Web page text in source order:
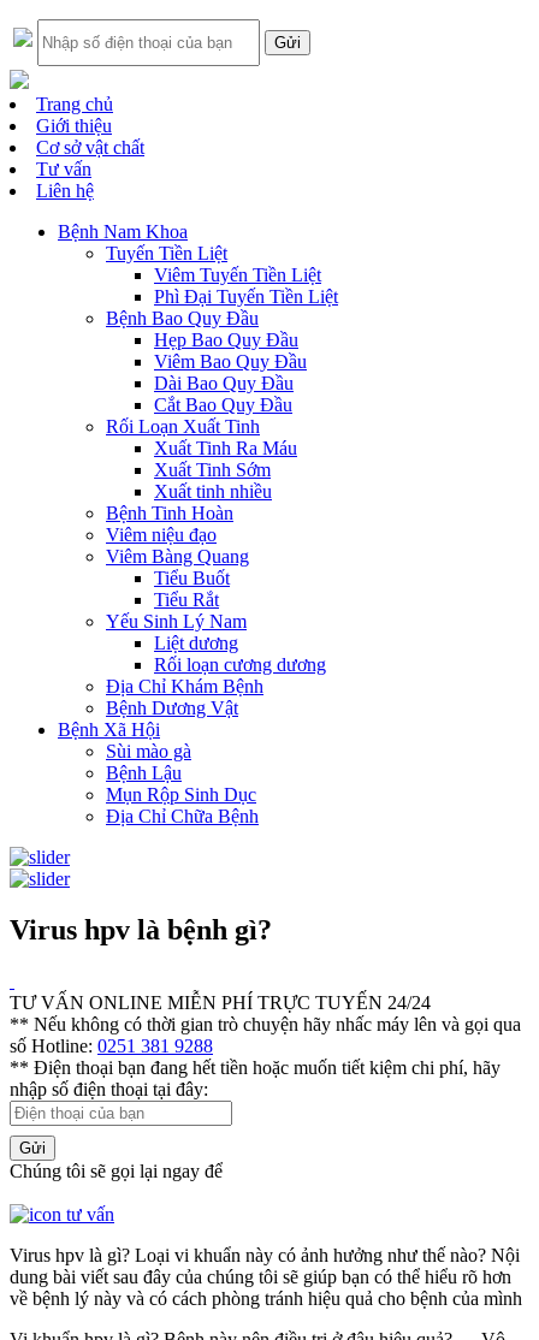
Trang chủ
Giới thiệu
Cơ sở vật chất
Tư vấn
Liên hệ
Bệnh Nam Khoa
Tuyến Tiền Liệt
Viêm Tuyến Tiền Liệt
Phì Đại Tuyến Tiền Liệt
Bệnh Bao Quy Đầu
Hẹp Bao Quy Đầu
Viêm Bao Quy Đầu
Dài Bao Quy Đầu
Cắt Bao Quy Đầu
Rối Loạn Xuất Tinh
Xuất Tinh Ra Máu
Xuất Tinh Sớm
Xuất tinh nhiều
Bệnh Tinh Hoàn
Viêm niệu đạo
Viêm Bàng Quang
Tiểu Buốt
Tiểu Rắt
Yếu Sinh Lý Nam
Liệt dương
Rối loạn cương dương
Địa Chỉ Khám Bệnh
Bệnh Dương Vật
Bệnh Xã Hội
Sùi mào gà
Bệnh Lậu
Mụn Rộp Sinh Dục
Địa Chỉ Chữa Bệnh
Virus hpv là bệnh gì?
TƯ VẤN ONLINE MIỄN PHÍ TRỰC TUYẾN 24/24
** Nếu không có thời gian trò chuyện hãy nhấc máy lên và gọi qua
số Hotline: 0251 381 9288
** Điện thoại bạn đang hết tiền hoặc muốn tiết kiệm chi phí, hãy
nhập số điện thoại tại đây:
Gửi
Chúng tôi sẽ gọi lại ngay để
Virus hpv là gì? Loại vi khuẩn này có ảnh hưởng như thế nào? Nội
dung bài viết sau đây của chúng tôi sẽ giúp bạn có thể hiểu rõ hơn
về bệnh lý này và có cách phòng tránh hiệu quả cho bệnh của mình